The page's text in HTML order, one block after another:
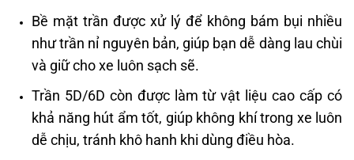
Bề mặt trần được xử lý để không bám bụi nhiều
như trần nỉ nguyên bản, giúp bạn dễ dàng lau chùi
và giữ cho xe luôn sạch sẽ.
Trần 5D/6D còn được làm từ vật liệu cao cấp có
khả năng hút ẩm tốt, giúp không khí trong xe luôn
dễ chịu, tránh khô hanh khi dùng điều hòa.